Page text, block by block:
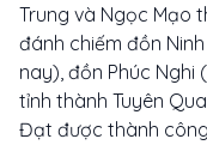
Trung và Ngọc Mạo
đánh chiếm đồn
nay), đồn Phúc Nghi
tỉnh thành Tuyên
Đạt được thành